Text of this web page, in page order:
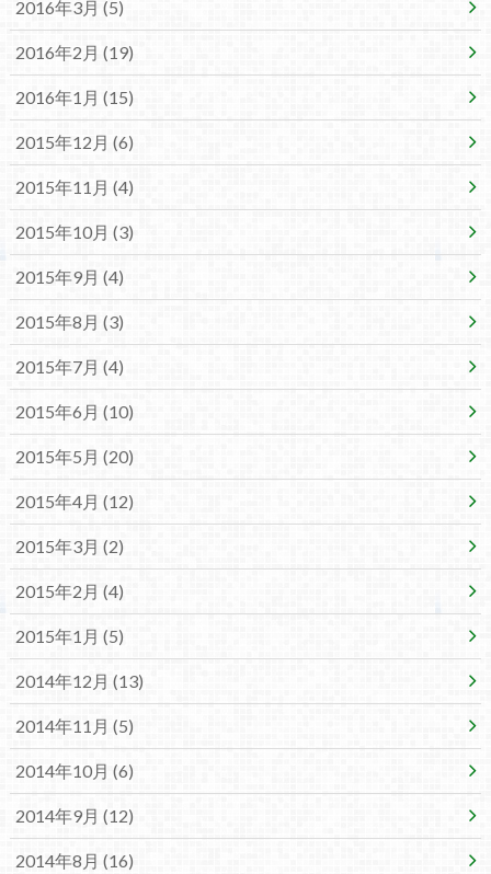
2016年3月 (5)
2016年2月 (19)
2016年1月 (15)
2015年12月 (6)
2015年11月 (4)
2015年10月 (3)
2015年9月 (4)
2015年8月 (3)
2015年7月 (4)
2015年6月 (10)
2015年5月 (20)
2015年4月 (12)
2015年3月 (2)
2015年2月 (4)
2015年1月 (5)
2014年12月 (13)
2014年11月 (5)
2014年10月 (6)
2014年9月 (12)
2014年8月 (16)